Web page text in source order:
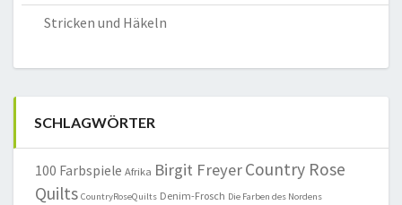
Stricken und Häkeln
SCHLAGWÖRTER
100 Farbspiele Afrika Birgit FreyerCountry Rose
Quilts CountryRoseQuilts Denim-Frosch Die Farben des Nordens